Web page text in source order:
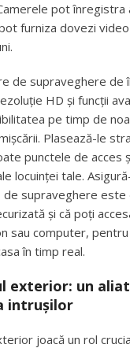
pot înregistra
furniza dovezi video
de supraveghere de
HD și funcții
pe timp de
Plasează-le
punctele de acces
locuinței tale.
de supraveghere este
și că poți
sau computer, pentru
în timp real.
exterior: un aliat
intrușilor
joacă un rol